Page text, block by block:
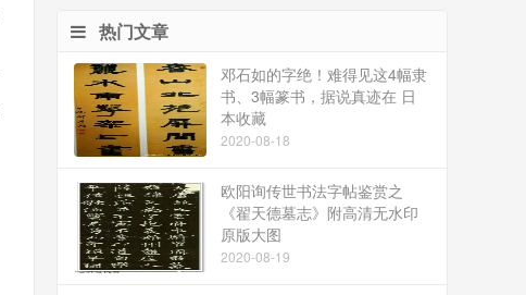
热门文章
邓石如的字绝！难得见这4幅隶
书、3幅篆书，据说真迹在 日
本收藏
2020-08-18
欧阳询传世书法字帖鉴赏之
《翟天德墓志》附高清无水印
原版大图
2020-08-19